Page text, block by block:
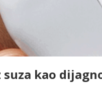
suza kao